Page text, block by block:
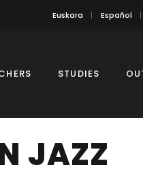
Euskara Español
STUDIES
JAZZ